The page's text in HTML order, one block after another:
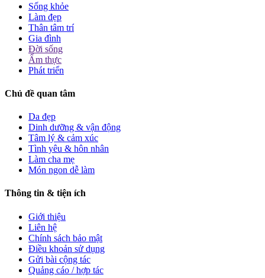
Sống khỏe
Làm đẹp
Thân tâm trí
Gia đình
Đời sống
Ẩm thực
Phát triển
Chủ đề quan tâm
Da đẹp
Dinh dưỡng & vận động
Tâm lý & cảm xúc
Tình yêu & hôn nhân
Làm cha mẹ
Món ngon dễ làm
Thông tin & tiện ích
Giới thiệu
Liên hệ
Chính sách bảo mật
Điều khoản sử dụng
Gửi bài cộng tác
Quảng cáo / hợp tác